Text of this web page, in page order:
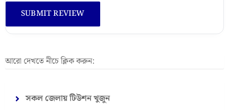
আরো দেখতে নীচে ক্লিক করুন:
সকল জেলায় টিউশন খুজুন